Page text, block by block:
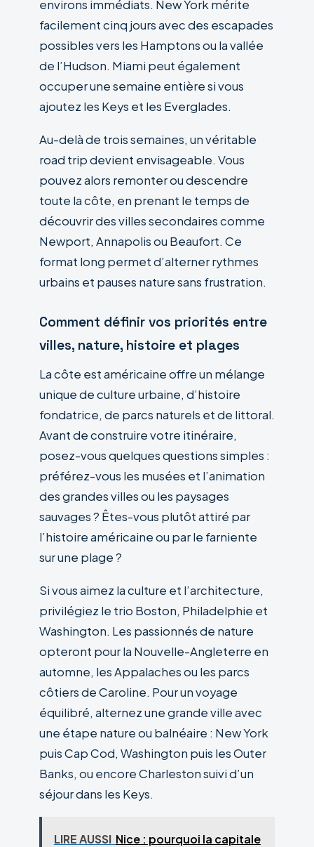
environs immédiats. New York mérite
facilement cinq jours avec des escapades
possibles vers les Hamptons ou la vallée
de l’Hudson. Miami peut également
occuper une semaine entière si vous
ajoutez les Keys et les Everglades.
Au-delà de trois semaines, un véritable
road trip devient envisageable. Vous
pouvez alors remonter ou descendre
toute la côte, en prenant le temps de
découvrir des villes secondaires comme
Newport, Annapolis ou Beaufort. Ce
format long permet d’alterner rythmes
urbains et pauses nature sans frustration.
Comment définir vos priorités entre
villes, nature, histoire et plages
La côte est américaine offre un mélange
unique de culture urbaine, d’histoire
fondatrice, de parcs naturels et de littoral.
Avant de construire votre itinéraire,
posez-vous quelques questions simples :
préférez-vous les musées et l’animation
des grandes villes ou les paysages
sauvages ? Êtes-vous plutôt attiré par
l’histoire américaine ou par le farniente
sur une plage ?
Si vous aimez la culture et l’architecture,
privilégiez le trio Boston, Philadelphie et
Washington. Les passionnés de nature
opteront pour la Nouvelle-Angleterre en
automne, les Appalaches ou les parcs
côtiers de Caroline. Pour un voyage
équilibré, alternez une grande ville avec
une étape nature ou balnéaire : New York
puis Cap Cod, Washington puis les Outer
Banks, ou encore Charleston suivi d’un
séjour dans les Keys.
LIRE AUSSI Nice : pourquoi la capitale